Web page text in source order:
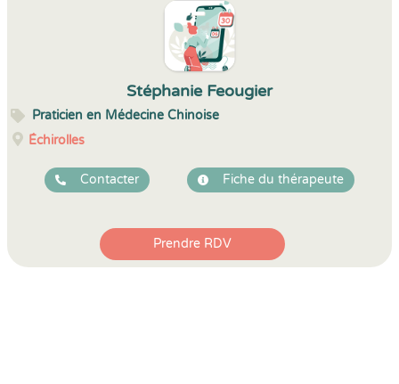
Stéphanie Feougier
Praticien en Médecine Chinoise
Échirolles
Contacter Fiche du thérapeute
Prendre RDV